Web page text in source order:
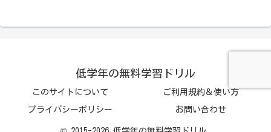
低学年の無料学習ドリル
このサイトについて ご利用規約＆使い方
プライバシーポリシー お問い合わせ